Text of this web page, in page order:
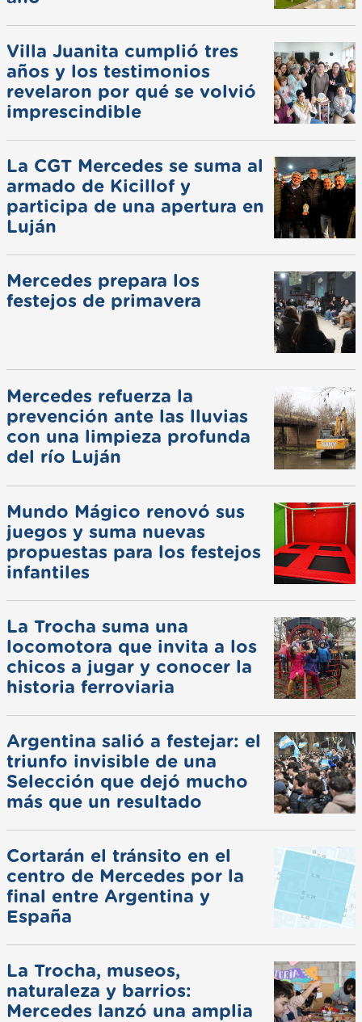
Villa Juanita cumplió tres
años y los testimonios
revelaron por qué se volvió
imprescindible
La CGT Mercedes se suma al
armado de Kicillof y
participa de una apertura en
Luján
Mercedes prepara los
festejos de primavera
Mercedes refuerza la
prevención ante las lluvias
con una limpieza profunda
del río Luján
Mundo Mágico renovó sus
juegos y suma nuevas
propuestas para los festejos
infantiles
La Trocha suma una
locomotora que invita a los
chicos a jugar y conocer la
historia ferroviaria
Argentina salió a festejar: el
triunfo invisible de una
Selección que dejó mucho
más que un resultado
Cortarán el tránsito en el
centro de Mercedes por la
final entre Argentina y
España
La Trocha, museos,
naturaleza y barrios:
Mercedes lanzó una amplia